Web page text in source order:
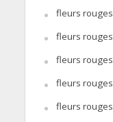
fleurs rouges
fleurs rouges
fleurs rouges
fleurs rouges
fleurs rouges